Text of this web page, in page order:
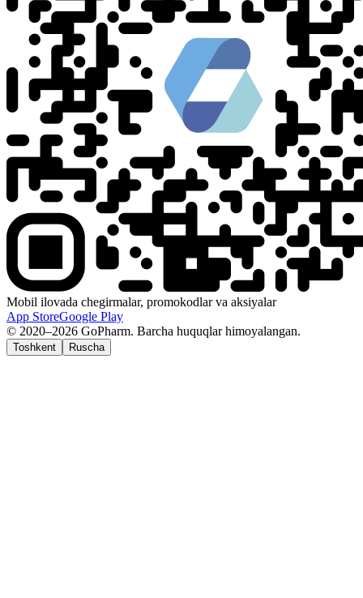
Mobil ilovada chegirmalar, promokodlar va aksiyalar
App StoreGoogle Play
© 2020–2026 GoPharm. Barcha huquqlar himoyalangan.
Toshkent Ruscha